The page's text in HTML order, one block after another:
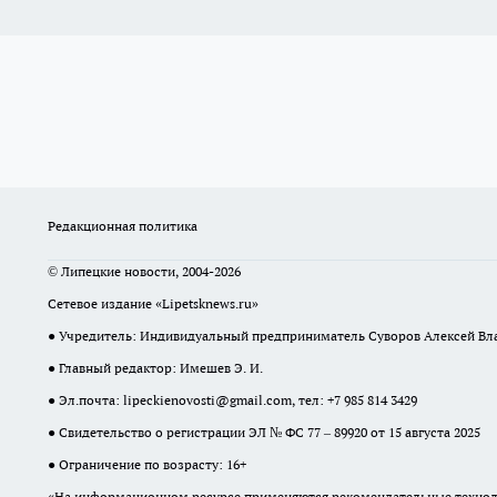
Редакционная политика
© Липецкие новости, 2004-2026
Сетевое издание «Lipetsknews.ru»
● Учредитель: Индивидуальный предприниматель Суворов Алексей
● Главный редактор: Имешев Э. И.
● Эл.почта: lipeckienovosti@gmail.com, тел: +7 985 814 3429
● Свидетельство о регистрации ЭЛ № ФС 77 – 89920 от 15 августа 2025
● Ограничение по возрасту: 16+